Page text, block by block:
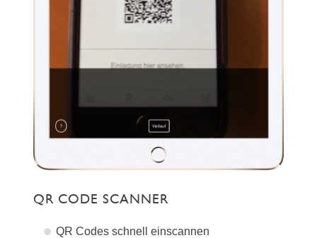
QR CODE SCANNER
QR Codes schnell einscannen